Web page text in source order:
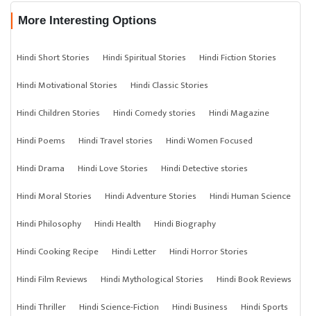
More Interesting Options
Hindi Short Stories Hindi Spiritual Stories
Hindi Fiction Stories
Hindi Motivational Stories
Hindi Classic Stories
Hindi Children Stories
Hindi Comedy stories
Hindi Magazine
Hindi Poems
Hindi Travel stories
Hindi Women Focused
Hindi Drama
Hindi Love Stories
Hindi Detective stories
Hindi Moral Stories
Hindi Adventure Stories
Hindi Human Science
Hindi Philosophy
Hindi Health
Hindi Biography
Hindi Cooking Recipe
Hindi Letter
Hindi Horror Stories
Hindi Film Reviews
Hindi Mythological Stories
Hindi Book Reviews
Hindi Thriller
Hindi Science-Fiction Hindi Business
Hindi Sports